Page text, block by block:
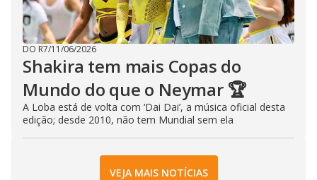
DO R7/11/06/2026
Shakira tem mais Copas do
Mundo do que o Neymar 🏆
A Loba está de volta com ‘Dai Dai’, a música oficial desta
edição; desde 2010, não tem Mundial sem ela
VEJA MAIS NOTÍCIAS